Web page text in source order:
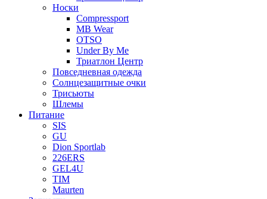
Носки
Compressport
MB Wear
OTSO
Under By Me
Триатлон Центр
Повседневная одежда
Солнцезащитные очки
Трисьюты
Шлемы
Питание
SIS
GU
Dion Sportlab
226ERS
GEL4U
TIM
Maurten